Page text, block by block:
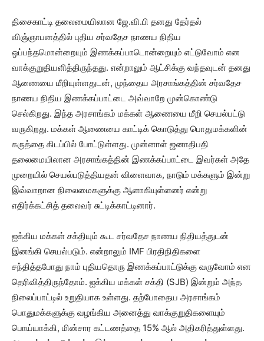
திசைகாட்டி தலைமையிலான ஜே.வி.பி தனது தேர்தல்
விஞ்ஞாபனத்தில் புதிய சர்வதேச நாணய நிதிய
ஒப்பந்தமொன்றையும் இணக்கப்பாடொன்றையும் எட்டுவோம் என
வாக்குறுதியளித்திருந்தது. என்றாலும் ஆட்சிக்கு வந்தவுடன் தனது
ஆணையை மீறியுள்ளதுடன், முந்தைய அரசாங்கத்தின் சர்வதேச
நாணய நிதிய இணக்கப்பாட்டை அவ்வாறே முன்கொண்டு
செல்கிறது. இந்த அரசாங்கம் மக்கள் ஆணையை மீறி செயல்பட்டு
வருகிறது. மக்கள் ஆணையை காட்டிக் கொடுத்து பொதுமக்களின்
கருத்தை கிடப்பில் போட்டுள்ளது. முன்னாள் ஜனாதிபதி
தலைமையிலான அரசாங்கத்தின் இணக்கப்பாட்டை இவர்கள் அதே
முறையில் செயல்படுத்தியதன் விளைவாக, நாடும் மக்களும் இன்று
இவ்வாறான நிலைமைகளுக்கு ஆளாகியுள்ளனர் என்று
எதிர்க்கட்சித் தலைவர் சுட்டிக்காட்டினார்.
ஐக்கிய மக்கள் சக்தியும் கூட சர்வதேச நாணய நிதியத்துடன்
இனங்கி செயல்படும். என்றாலும் IMF பிரதிநிதிகளை
சந்தித்தபோது நாம் புதியதொரு இணக்கப்பாட்டுக்கு வருவோம் என
தெரிவித்திருந்தோம். ஐக்கிய மக்கள் சக்தி (SJB) இன்றும் அந்த
நிலைப்பாட்டில் உறுதியாக உள்ளது. தற்போதைய அரசாங்கம்
பொதுமக்களுக்கு வழங்கிய அனைத்து வாக்குறுதிகளையும்
பொய்யாக்கி, மின்சார கட்டணத்தை 15% ஆல் அதிகரித்துள்ளது.